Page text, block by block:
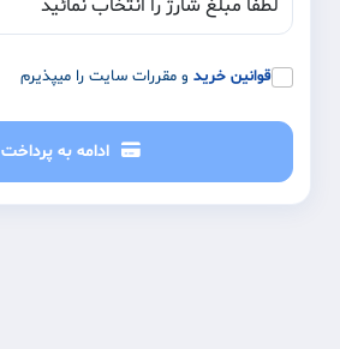
قوانین خرید و مقررات سایت را میپذیرم
ادامه به پرداخت